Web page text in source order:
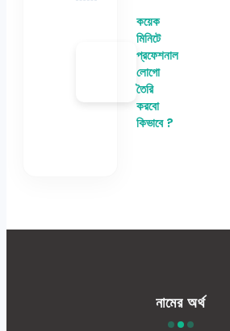
কয়েক
মিনিটে
প্রফেশনাল
লোগো
তৈরি
করবো
কিভাবে ?
নামের অর্থ